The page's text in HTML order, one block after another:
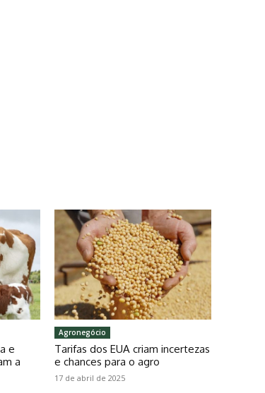
e
a
Agronegócio
Tarifas dos EUA criam incertezas
e chances para o agro
17 de abril de 2025